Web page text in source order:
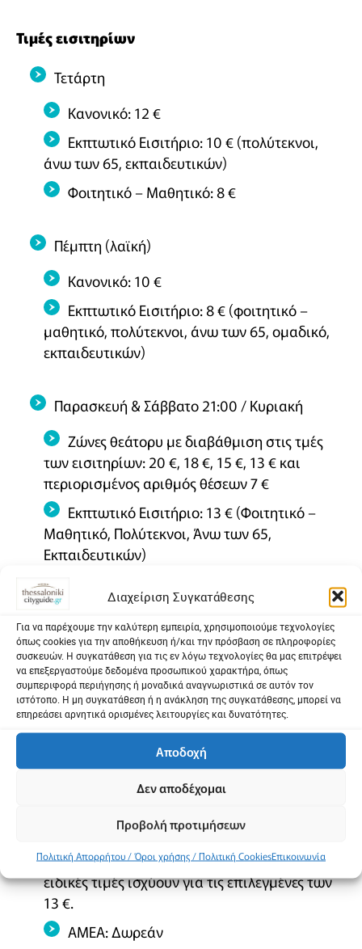
Διαχείριση Συγκατάθεσης
Για να παρέχουμε την καλύτερη εμπειρία, χρησιμοποιούμε τεχνολογίες
όπως cookies για την αποθήκευση ή/και την πρόσβαση σε πληροφορίες
συσκευών. Η συγκατάθεση για τις εν λόγω τεχνολογίες θα μας επιτρέψει
να επεξεργαστούμε δεδομένα προσωπικού χαρακτήρα, όπως
συμπεριφορά περιήγησης ή μοναδικά αναγνωριστικά σε αυτόν τον
ιστότοπο. Η μη συγκατάθεση ή η ανάκληση της συγκατάθεσης, μπορεί να
επηρεάσει αρνητικά ορισμένες λειτουργίες και δυνατότητες.
Αποδοχή
Δεν αποδέχομαι
Προβολή προτιμήσεων
Πολιτική Απορρήτου / Όροι χρήσης / Πολιτική CookiesΕπικοινωνία
Τιμές εισιτηρίων
Τετάρτη
Κανονικό: 12 €
Εκπτωτικό Εισιτήριο: 10 € (πολύτεκνοι,
άνω των 65, εκπαιδευτικών)
Φοιτητικό – Μαθητικό: 8 €
Πέμπτη (λαϊκή)
Κανονικό: 10 €
Εκπτωτικό Εισιτήριο: 8 € (φοιτητικό –
μαθητικό, πολύτεκνοι, άνω των 65, ομαδικό,
εκπαιδευτικών)
Παρασκευή & Σάββατο 21:00 / Κυριακή
Ζώνες θεάτορυ με διαβάθμιση στις τμές
των εισιτηρίων: 20 €, 18 €, 15 €, 13 € και
περιορισμένος αριθμός θέσεων 7 €
Εκπτωτικό Εισιτήριο: 13 € (Φοιτητικό –
Μαθητικό, Πολύτεκνοι, Άνω των 65,
Εκπαιδευτικών)
Σάββατο 18:00
Γενική είσοδος: 12 €
Εκπτωτικό Εισιτήριο: 10 € (Πολύτεκνοι,
Άνω των 65, Εκπαιδευτικών)
Φοιτητικό – Μαθητικό: 8 €
Κατά τις ημέρες Παρασκευή / Σάββατο
21:00 / Κυριακή 19:00 στις μεγάλες σκηνές οι
ειδικές τιμές ισχύουν για τις επιλεγμένες των
13 €.
ΑΜΕΑ: Δωρεάν